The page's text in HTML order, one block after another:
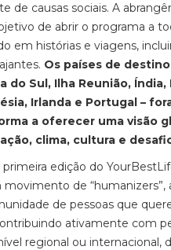
de causas sociais. A
de abrir o programa a
em histórias e viagens,
Os países de
do Sul, Ilha Reunião,
Irlanda e Portugal –
a oferecer uma visão
clima, cultura e
edição do
movimento de “humanizers”,
de pessoas que
ativamente com
regional ou internacional,